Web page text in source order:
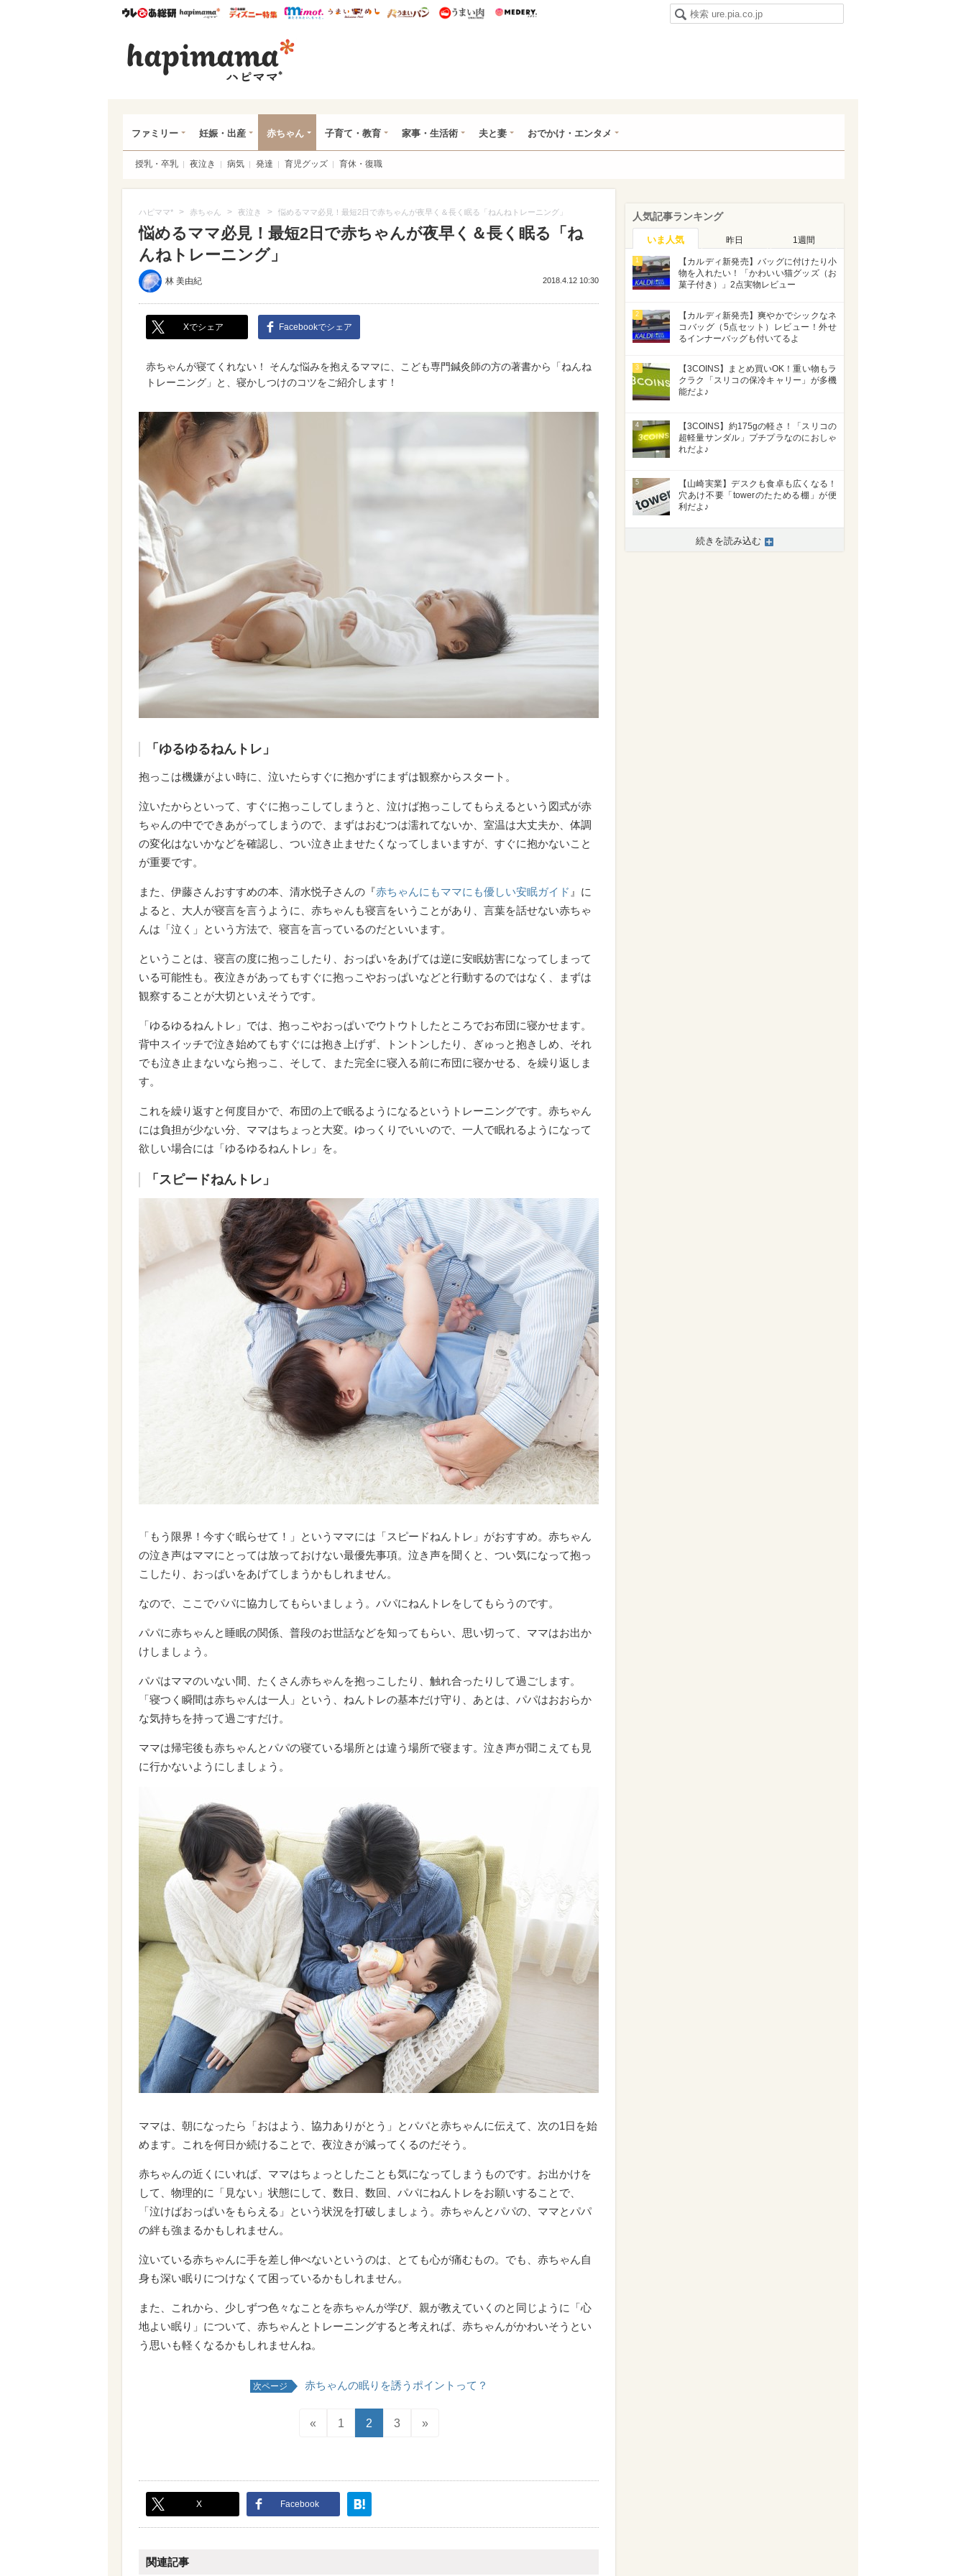
ウレぴあ総研ハピママ* ウレぴあ総研 ディズニー特集
mimot. うまいめし うまいパン うまい肉
ファミリー 妊娠・出産 赤ちゃん 子育て・教育 家事・生活術 夫と妻 おでかけ・エンタメ
授乳・卒乳 夜泣き 病気 発達 育児グッズ 育休・復職
ハピママ* > 赤ちゃん > 夜泣き > 悩めるママ必見！最短2日で赤ちゃんが夜早く＆長く眠る「ねんねトレーニング」
悩めるママ必見！最短2日で赤ちゃんが夜早く＆長く眠る「ね
んねトレーニング」
林 美由紀 2018.4.12 10:30
Xでシェア Facebookでシェア
赤ちゃんが寝てくれない！ そんな悩みを抱えるママに、こども専門鍼灸師の方の著書から「ねんね
トレーニング」と、寝かしつけのコツをご紹介します！
「ゆるゆるねんトレ」
抱っこは機嫌がよい時に、泣いたらすぐに抱かずにまずは観察からスタート。
泣いたからといって、すぐに抱っこしてしまうと、泣けば抱っこしてもらえるという図式が赤
ちゃんの中でできあがってしまうので、まずはおむつは濡れてないか、室温は大丈夫か、体調
の変化はないかなどを確認し、つい泣き止ませたくなってしまいますが、すぐに抱かないこと
が重要です。
また、伊藤さんおすすめの本、清水悦子さんの『赤ちゃんにもママにも優しい安眠ガイド 』に
よると、大人が寝言を言うように、赤ちゃんも寝言をいうことがあり、言葉を話せない赤ちゃ
んは「泣く」という方法で、寝言を言っているのだといいます。
ということは、寝言の度に抱っこしたり、おっぱいをあげては逆に安眠妨害になってしまって
いる可能性も。夜泣きがあってもすぐに抱っこやおっぱいなどと行動するのではなく、まずは
観察することが大切といえそうです。
「ゆるゆるねんトレ」では、抱っこやおっぱいでウトウトしたところでお布団に寝かせます。
背中スイッチで泣き始めてもすぐには抱き上げず、トントンしたり、ぎゅっと抱きしめ、それ
でも泣き止まないなら抱っこ、そして、また完全に寝入る前に布団に寝かせる、を繰り返しま
す。
これを繰り返すと何度目かで、布団の上で眠るようになるというトレーニングです。赤ちゃん
には負担が少ない分、ママはちょっと大変。ゆっくりでいいので、一人で眠れるようになって
欲しい場合には「ゆるゆるねんトレ」を。
「スピードねんトレ」
「もう限界！今すぐ眠らせて！」というママには「スピードねんトレ」がおすすめ。赤ちゃん
の泣き声はママにとっては放っておけない最優先事項。泣き声を聞くと、つい気になって抱っ
こしたり、おっぱいをあげてしまうかもしれません。
なので、ここでパパに協力してもらいましょう。パパにねんトレをしてもらうのです。
パパに赤ちゃんと睡眠の関係、普段のお世話などを知ってもらい、思い切って、ママはお出か
けしましょう。
パパはママのいない間、たくさん赤ちゃんを抱っこしたり、触れ合ったりして過ごします。
「寝つく瞬間は赤ちゃんは一人」という、ねんトレの基本だけ守り、あとは、パパはおおらか
な気持ちを持って過ごすだけ。
ママは帰宅後も赤ちゃんとパパの寝ている場所とは違う場所で寝ます。泣き声が聞こえても見
に行かないようにしましょう。
ママは、朝になったら「おはよう、協力ありがとう」とパパと赤ちゃんに伝えて、次の1日を始
めます。これを何日か続けることで、夜泣きが減ってくるのだそう。
赤ちゃんの近くにいれば、ママはちょっとしたことも気になってしまうものです。お出かけを
して、物理的に「見ない」状態にして、数日、数回、パパにねんトレをお願いすることで、
「泣けばおっぱいをもらえる」という状況を打破しましょう。赤ちゃんとパパの、ママとパパ
の絆も強まるかもしれません。
泣いている赤ちゃんに手を差し伸べないというのは、とても心が痛むもの。でも、赤ちゃん自
身も深い眠りにつけなくて困っているかもしれません。
また、これから、少しずつ色々なことを赤ちゃんが学び、親が教えていくのと同じように「心
地よい眠り」について、赤ちゃんとトレーニングすると考えれば、赤ちゃんがかわいそうとい
う思いも軽くなるかもしれませんね。
次ページ 赤ちゃんの眠りを誘うポイントって？
« 1 2 3 »
X Facebook
関連記事
人気記事ランキング
いま人気 昨日 1週間
1
【カルディ新発売】バッグに付けたり小
物を入れたい！「かわいい猫グッズ（お
菓子付き）」2点実物レビュー
2
【カルディ新発売】爽やかでシックなネ
コバッグ（5点セット）レビュー！外せ
るインナーバッグも付いてるよ
3
【3COINS】まとめ買いOK！重い物もラ
クラク「スリコの保冷キャリー」が多機
能だよ♪
4
【3COINS】約175gの軽さ！「スリコの
超軽量サンダル」プチプラなのにおしゃ
れだよ♪
5
【山崎実業】デスクも食卓も広くなる！
穴あけ不要「towerのたためる棚」が便
利だよ♪
続きを読み込む